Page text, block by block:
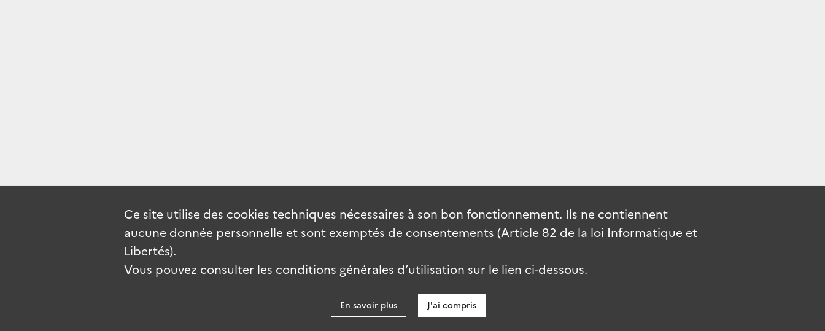
Ce site utilise des cookies techniques nécessaires à son bon fonctionnement. Ils ne contiennent
aucune donnée personnelle et sont exemptés de consentements (Article 82 de la loi Informatique et
Libertés).
Vous pouvez consulter les conditions générales d’utilisation sur le lien ci-dessous.
En savoir plus J'ai compris